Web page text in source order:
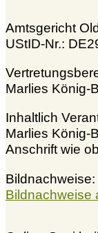
Amtsgericht
UStID-Nr.:
Marlies König-
Inhaltlich
Marlies König-
Anschrift wie
Bildnachweise:
Bildnachweise